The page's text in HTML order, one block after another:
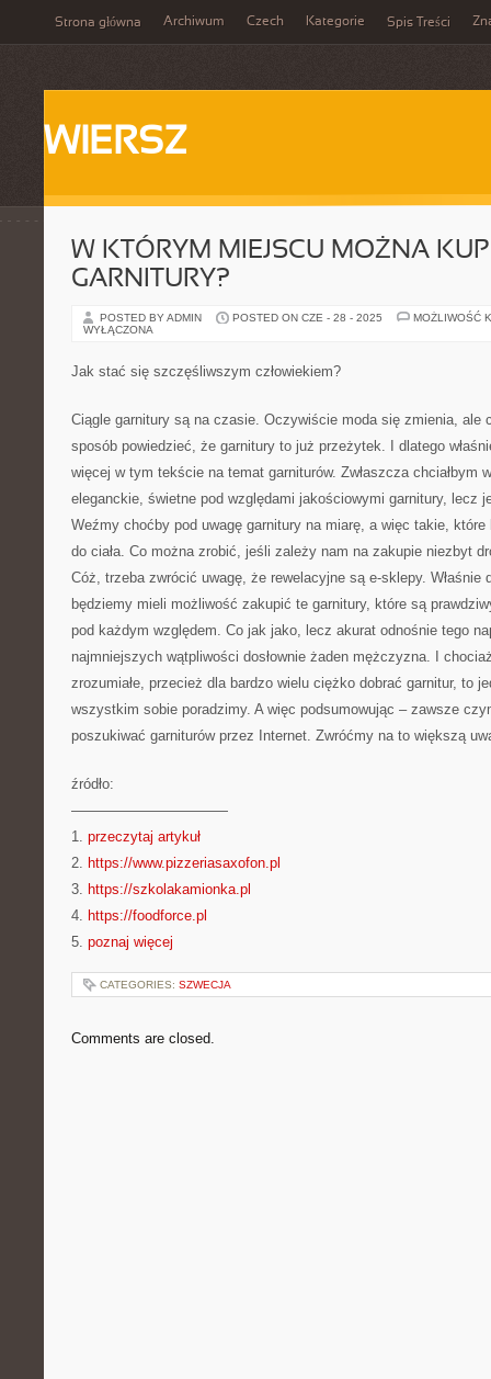
Strona główna Archiwum Czech Kategorie Spis Treści
WIERSZ
W KTÓRYM MIEJSCU MOŻNA
GARNITURY?
POSTED BY ADMIN POSTED ON CZE - 28 - 2025
MOŻLIWOŚĆ
WYŁĄCZONA
Jak stać się szczęśliwszym człowiekiem?
Ciągle garnitury są na czasie. Oczywiście moda się zmienia, ale
sposób powiedzieć, że garnitury to już przeżytek. I dlatego
więcej w tym tekście na temat garniturów. Zwłaszcza chciałbym
eleganckie, świetne pod względami jakościowymi garnitury, lecz
Weźmy choćby pod uwagę garnitury na miarę, a więc takie, które
do ciała. Co można zrobić, jeśli zależy nam na zakupie niezbyt
Cóż, trzeba zwrócić uwagę, że rewelacyjne są e-sklepy. Właśnie
będziemy mieli możliwość zakupić te garnitury, które są
pod każdym względem. Co jak jako, lecz akurat odnośnie tego
najmniejszych wątpliwości dosłownie żaden mężczyzna. I
zrozumiałe, przecież dla bardzo wielu ciężko dobrać garnitur, to
wszystkim sobie poradzimy. A więc podsumowując – zawsze
poszukiwać garniturów przez Internet. Zwróćmy na to większą
źródło:
———————————
1. przeczytaj artykuł
2. https://www.pizzeriasaxofon.pl
3. https://szkolakamionka.pl
4. https://foodforce.pl
5. poznaj więcej
CATEGORIES: SZWECJA
Comments are closed.